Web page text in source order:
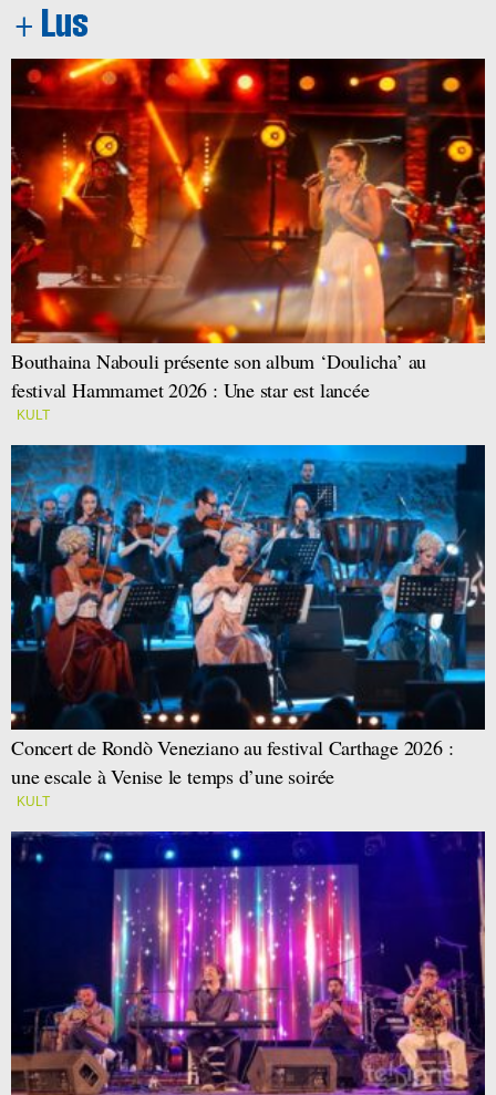
Bouthaina Nabouli présente son album ‘Doulicha’ au
festival Hammamet 2026 : Une star est lancée
KULT
Concert de Rondò Veneziano au festival Carthage 2026 :
une escale à Venise le temps d’une soirée
KULT